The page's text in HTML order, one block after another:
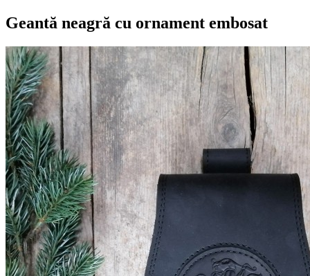
Geantă neagră cu ornament embosat